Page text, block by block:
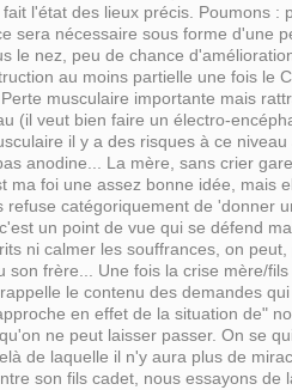
l'état des lieux précis. Poumons :
sera nécessaire sous forme d'une
le nez, peu de chance
au moins partielle une fois le
musculaire importante mais
(il veut bien faire un électro-
il y a des risques à ce niveau
anodine... La mère, sans crier
foi une assez bonne idée, mais
catégoriquement de 'donner
un point de vue qui se défend
ni calmer les souffrances, on peut,
frère... Une fois la crise mère/
le contenu des demandes
en effet de la situation de"
ne peut laisser passer. On se
de laquelle il n'y aura plus de
son fils cadet, nous essayons de